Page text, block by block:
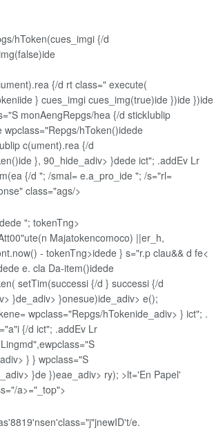
hToken(cues_imgi {/d
{/d rt class=" execute(
} cues_imgi cues_img(true)ide })ide })ide
monAengRepgs/hea {/d stickIublip
hToken()idede
c(ument).rea {/d
}, 90_hide_adiv> }dede ict"; .addEv Lr
{/d "; /smal= e.a_pro_ide "; /s="rl=
class="ags/>
"; tokenTng>
Majatokencomoco) ||er_h,
- tokenTng>idede } s="r.p clau&& d fe<
e. cla Da-item()idede
setTim(successi {/d } successi {/d
}de_adiv> }onesue)ide_adiv> e();
wpclass="Repgs/hTokenide_adiv> } ict"; .
{/d ict"; .addEv Lr
} } wpclass="S
}de })eae_adiv> ry); >lt='En Papel'
a>="_top">
e.